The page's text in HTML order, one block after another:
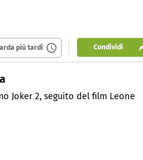
più tardi Condividi
Joker 2, seguito del film Leone